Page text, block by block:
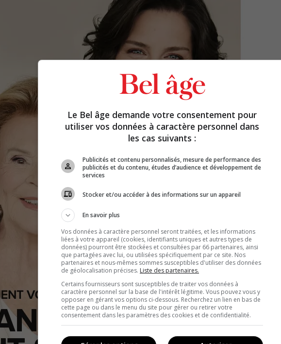
Le Bel âge demande votre consentement pour
utiliser vos données à caractère personnel dans
les cas suivants :
Publicités et contenu personnalisés, mesure de performance des
publicités et du contenu, études d’audience et développement de
services
Stocker et/ou accéder à des informations sur un appareil
En savoir plus
Vos données à caractère personnel seront traitées, et les informations
liées à votre appareil (cookies, identifiants uniques et autres types de
données) pourront être stockées et consultées par 66 partenaires, ainsi
que partagées avec lui, ou utilisées spécifiquement par ce site. Nos
partenaires et nous-mêmes sommes susceptibles d'utiliser des données
de géolocalisation précises. Liste des partenaires.
Certains fournisseurs sont susceptibles de traiter vos données à
caractère personnel sur la base de l'intérêt légitime. Vous pouvez vous y
opposer en gérant vos options ci-dessous. Recherchez un lien en bas de
cette page ou dans le menu du site pour gérer ou retirer votre
consentement dans les paramètres des cookies et de confidentialité.